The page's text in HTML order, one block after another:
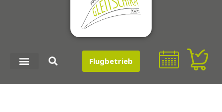
Flugbetrieb